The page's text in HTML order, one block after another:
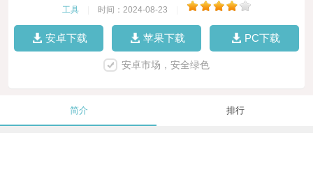
工具 时间：2024-08-23
安卓下载 苹果下载 PC下载
安卓市场，安全绿色
简介 排行